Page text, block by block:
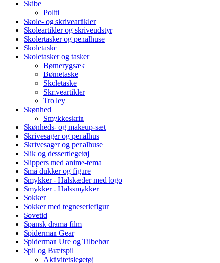
Skibe
Politi
Skole- og skriveartikler
Skoleartikler og skriveudstyr
Skolertasker og penalhuse
Skoletaske
Skoletasker og tasker
Børnerygsæk
Børnetaske
Skoletaske
Skriveartikler
Trolley
Skønhed
Smykkeskrin
Skønheds- og makeup-sæt
Skrivesager og penalhus
Skrivesager og penalhuse
Slik og dessertlegetøj
Slippers med anime-tema
Små dukker og figure
Smykker - Halskæder med logo
Smykker - Halssmykker
Sokker
Sokker med tegneseriefigur
Sovetid
Spansk drama film
Spiderman Gear
Spiderman Ure og Tilbehør
Spil og Brætspil
Aktivitetslegetøj